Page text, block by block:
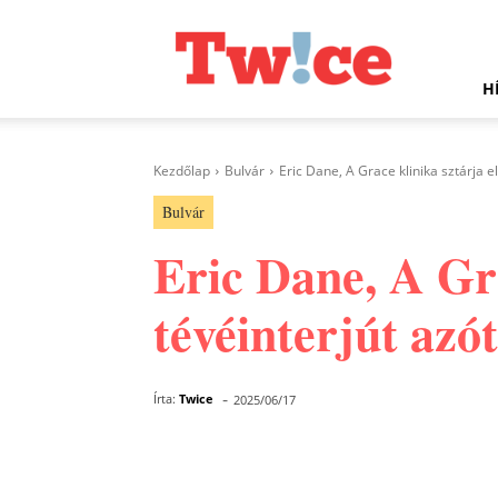
Kezdőlap Bulvár Eric Dane, A Grace klinika sztárja
Bulvár
Eric Dane, A
tévéinterjút
Írta: Twice - 2025/06/17